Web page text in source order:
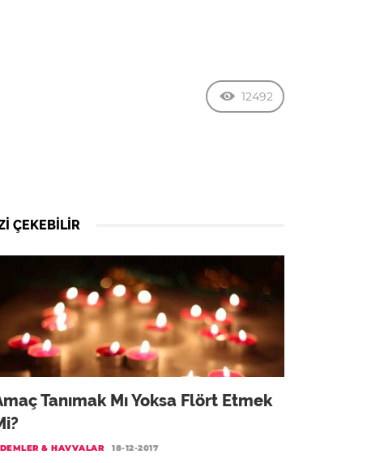
12492
ÇEKEBILIR
Tanımak Mı Yoksa Flört Etmek
& HAVVALAR 18-12-2017